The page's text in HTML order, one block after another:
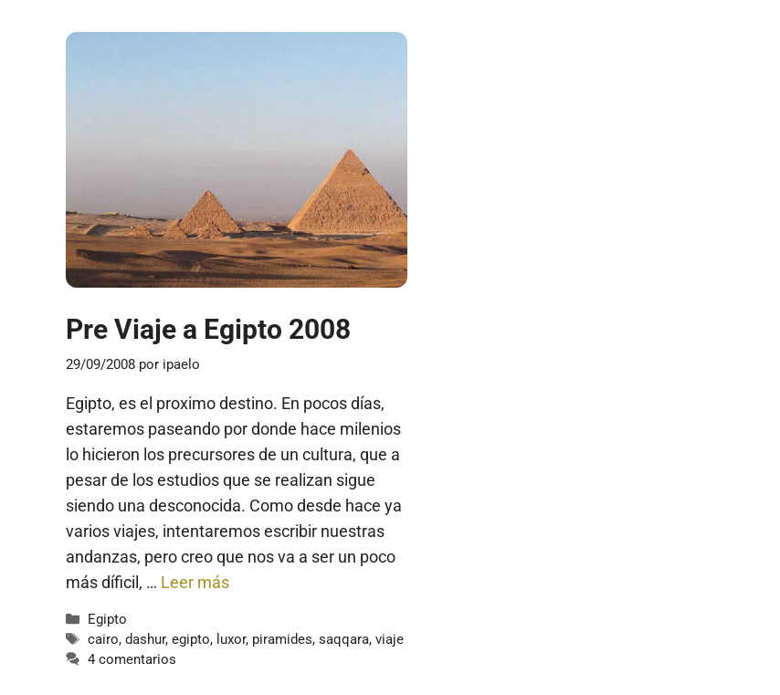
Pre Viaje a Egipto 2008
29/09/2008 por ipaelo
Egipto, es el proximo destino. En pocos días,
estaremos paseando por donde hace milenios
lo hicieron los precursores de un cultura, que a
pesar de los estudios que se realizan sigue
siendo una desconocida. Como desde hace ya
varios viajes, intentaremos escribir nuestras
andanzas, pero creo que nos va a ser un poco
más díficil, … Leer más
Categorías
Egipto
Etiquetas
cairo,dashur,egipto, luxor, piramides,saqqara,viaje
4 comentarios